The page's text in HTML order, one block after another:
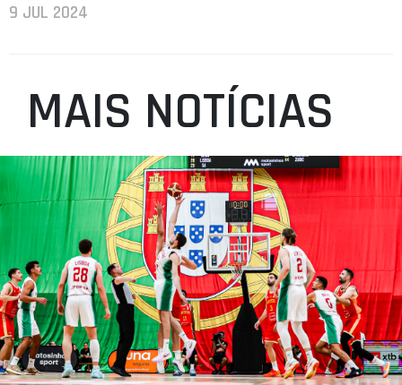
9 JUL 2024
MAIS NOTÍCIAS